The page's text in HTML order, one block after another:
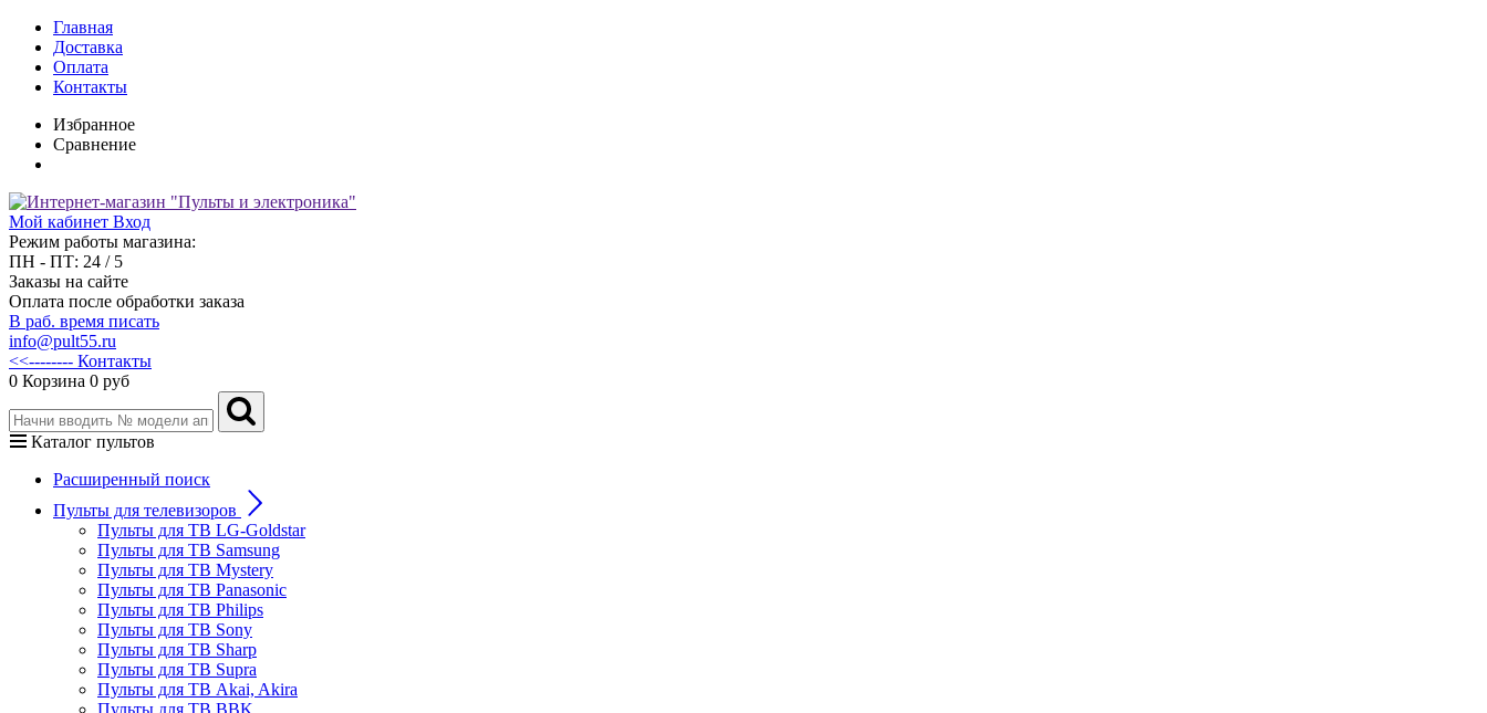
Главная
Доставка
Оплата
Контакты
Избранное
Сравнение
Мой кабинет Вход
Режим работы магазина:
ПН - ПТ: 24 / 5
Заказы на сайте
Оплата после обработки заказа
В раб. время писать
info@pult55.ru
<<-------- Контакты
0 Корзина 0 руб
Каталог пультов
Расширенный поиск
Пульты для телевизоров
Пульты для ТВ LG-Goldstar
Пульты для ТВ Samsung
Пульты для ТВ Mystery
Пульты для ТВ Panasonic
Пульты для ТВ Philips
Пульты для ТВ Sony
Пульты для ТВ Sharp
Пульты для ТВ Supra
Пульты для ТВ Akai, Akira
Пульты для ТВ BBK